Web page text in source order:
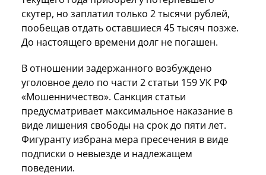
скутер, но заплатил только 2 тысячи рублей,
пообещав отдать оставшиеся 45 тысяч позже.
До настоящего времени долг не погашен.
В отношении задержанного возбуждено
уголовное дело по части 2 статьи 159 УК РФ
«Мошенничество». Санкция статьи
предусматривает максимальное наказание в
виде лишения свободы на срок до пяти лет.
Фигуранту избрана мера пресечения в виде
подписки о невыезде и надлежащем
поведении.